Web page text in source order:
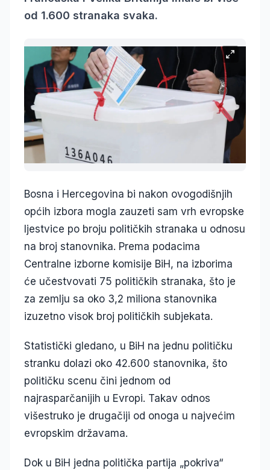
od 1.600 stranaka svaka.
Bosna i Hercegovina bi nakon ovogodišnjih
općih izbora mogla zauzeti sam vrh evropske
ljestvice po broju političkih stranaka u odnosu
na broj stanovnika. Prema podacima
Centralne izborne komisije BiH, na izborima
će učestvovati 75 političkih stranaka, što je
za zemlju sa oko 3,2 miliona stanovnika
izuzetno visok broj političkih subjekata.
Statistički gledano, u BiH na jednu političku
stranku dolazi oko 42.600 stanovnika, što
političku scenu čini jednom od
najrasparčanijih u Evropi. Takav odnos
višestruko je drugačiji od onoga u najvećim
evropskim državama.
Dok u BiH jedna politička partija „pokriva“